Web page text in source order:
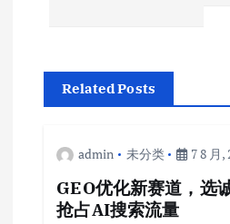
Related Posts
admin 未分类 7 8 月,
GEO优化新赛道，选
抢占AI搜索流量